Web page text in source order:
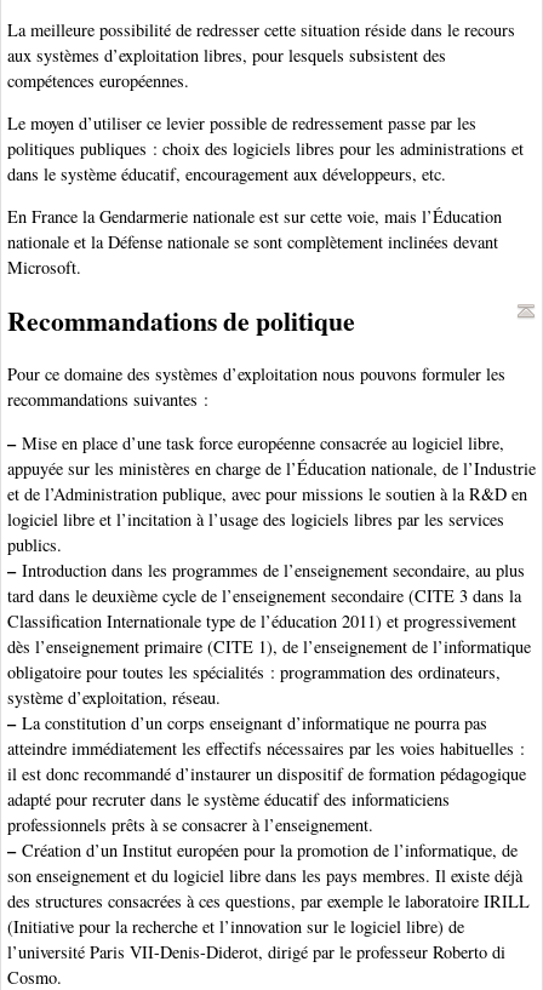
La meilleure possibilité de redresser cette situation réside dans le recours
aux systèmes d’exploitation libres, pour lesquels subsistent des
compétences européennes.
Le moyen d’utiliser ce levier possible de redressement passe par les
politiques publiques : choix des logiciels libres pour les administrations et
dans le système éducatif, encouragement aux développeurs, etc.
En France la Gendarmerie nationale est sur cette voie, mais l’Éducation
nationale et la Défense nationale se sont complètement inclinées devant
Microsoft.
Recommandations de politique
Pour ce domaine des systèmes d’exploitation nous pouvons formuler les
recommandations suivantes :
–Mise en place d’une task force européenne consacrée au logiciel libre,
appuyée sur les ministères en charge de l’Éducation nationale, de l’Industrie
et de l’Administration publique, avec pour missions le soutien à la R&D en
logiciel libre et l’incitation à l’usage des logiciels libres par les services
publics.
–Introduction dans les programmes de l’enseignement secondaire, au plus
tard dans le deuxième cycle de l’enseignement secondaire (CITE 3 dans la
Classification Internationale type de l’éducation 2011) et progressivement
dès l’enseignement primaire (CITE 1), de l’enseignement de l’informatique
obligatoire pour toutes les spécialités : programmation des ordinateurs,
système d’exploitation, réseau.
–La constitution d’un corps enseignant d’informatique ne pourra pas
atteindre immédiatement les effectifs nécessaires par les voies habituelles :
il est donc recommandé d’instaurer un dispositif de formation pédagogique
adapté pour recruter dans le système éducatif des informaticiens
professionnels prêts à se consacrer à l’enseignement.
–Création d’un Institut européen pour la promotion de l’informatique, de
son enseignement et du logiciel libre dans les pays membres. Il existe déjà
des structures consacrées à ces questions, par exemple le laboratoire IRILL
(Initiative pour la recherche et l’innovation sur le logiciel libre) de
l’université Paris VII-Denis-Diderot, dirigé par le professeur Roberto di
Cosmo.